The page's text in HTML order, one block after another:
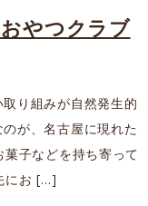
やつクラブ
り組みが自然発生的
が、名古屋に現れた
菓子などを持ち寄って
にお […]